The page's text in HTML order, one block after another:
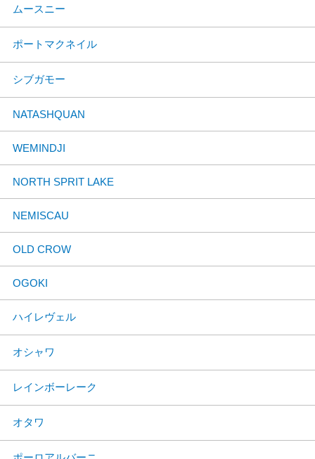
ムースニー
ポートマクネイル
シブガモー
NATASHQUAN
WEMINDJI
NORTH SPRIT LAKE
NEMISCAU
OLD CROW
OGOKI
ハイレヴェル
オシャワ
レインボーレーク
オタワ